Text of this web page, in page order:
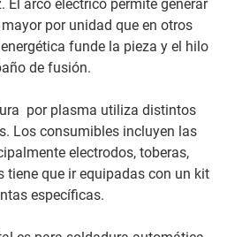
El arco eléctrico permite generar
por unidad que en otros
funde la pieza y el hilo
de fusión.
por plasma utiliza distintos
Los consumibles incluyen las
electrodos, toberas,
tiene que ir equipadas con un kit
específicas.